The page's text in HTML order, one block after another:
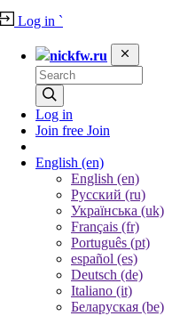
Log in `
nickfw.ru
Log in
Join free Join
English (en)
English (en)
Русский (ru)
Українська (uk)
Français (fr)
Português (pt)
español (es)
Deutsch (de)
Italiano (it)
Беларуская (be)